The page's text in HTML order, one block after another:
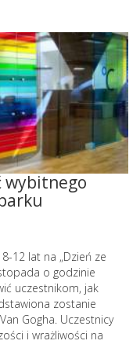
wybitnego
12 lat na „Dzień ze
o godzinie
uczestnikom, jak
zostanie
Gogha. Uczestnicy
i wrażliwości na